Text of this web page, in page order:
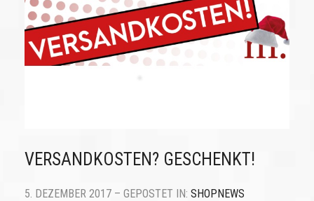
VERSANDKOSTEN? GESCHENKT!
5. DEZEMBER 2017 – GEPOSTET IN: SHOPNEWS